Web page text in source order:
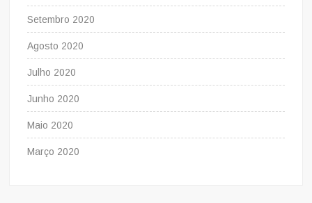
Setembro 2020
Agosto 2020
Julho 2020
Junho 2020
Maio 2020
Março 2020